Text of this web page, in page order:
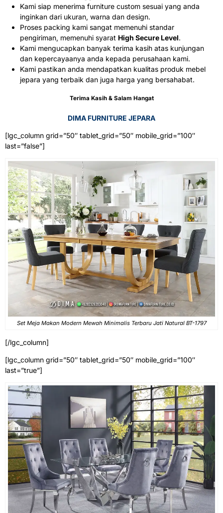
Kami siap menerima furniture custom sesuai yang anda
inginkan dari ukuran, warna dan design.
Proses packing kami sangat memenuhi standar
pengiriman, memenuhi syarat High Secure Level.
Kami mengucapkan banyak terima kasih atas kunjungan
dan kepercayaanya anda kepada perusahaan kami.
Kami pastikan anda mendapatkan kualitas produk mebel
jepara yang terbaik dan juga harga yang bersahabat.
Terima Kasih & Salam Hangat
DIMA FURNITURE JEPARA
[lgc_column grid=”50″ tablet_grid=”50″ mobile_grid=”100″
last=”false”]
Set Meja Makan Modern Mewah Minimalis Terbaru Jati Natural BT-1797
[/lgc_column]
[lgc_column grid=”50″ tablet_grid=”50″ mobile_grid=”100″
last=”true”]